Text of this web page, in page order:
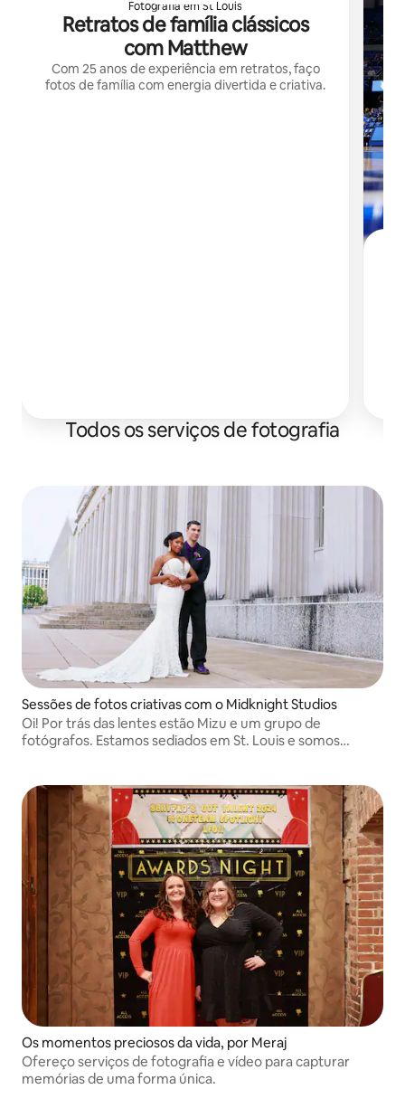
Fotografia em St Louis
Retratos de família clássicos
com Matthew
Com 25 anos de experiência em retratos, faço
fotos de família com energia divertida e criativa.
Todos os serviços de fotografia
Sessões de fotos criativas com o Midknight Studios
Oi! Por trás das lentes estão Mizu e um grupo de
fotógrafos. Estamos sediados em St. Louis e somos
inesquecíveis!
Os momentos preciosos da vida, por Meraj
Ofereço serviços de fotografia e vídeo para capturar
memórias de uma forma única.